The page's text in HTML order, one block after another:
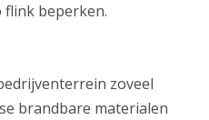
beperken.
zoveel
brandbare materialen